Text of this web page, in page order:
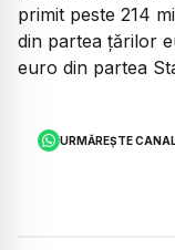
primit peste 214
din partea țărilor
euro din partea
URMĂREȘTE